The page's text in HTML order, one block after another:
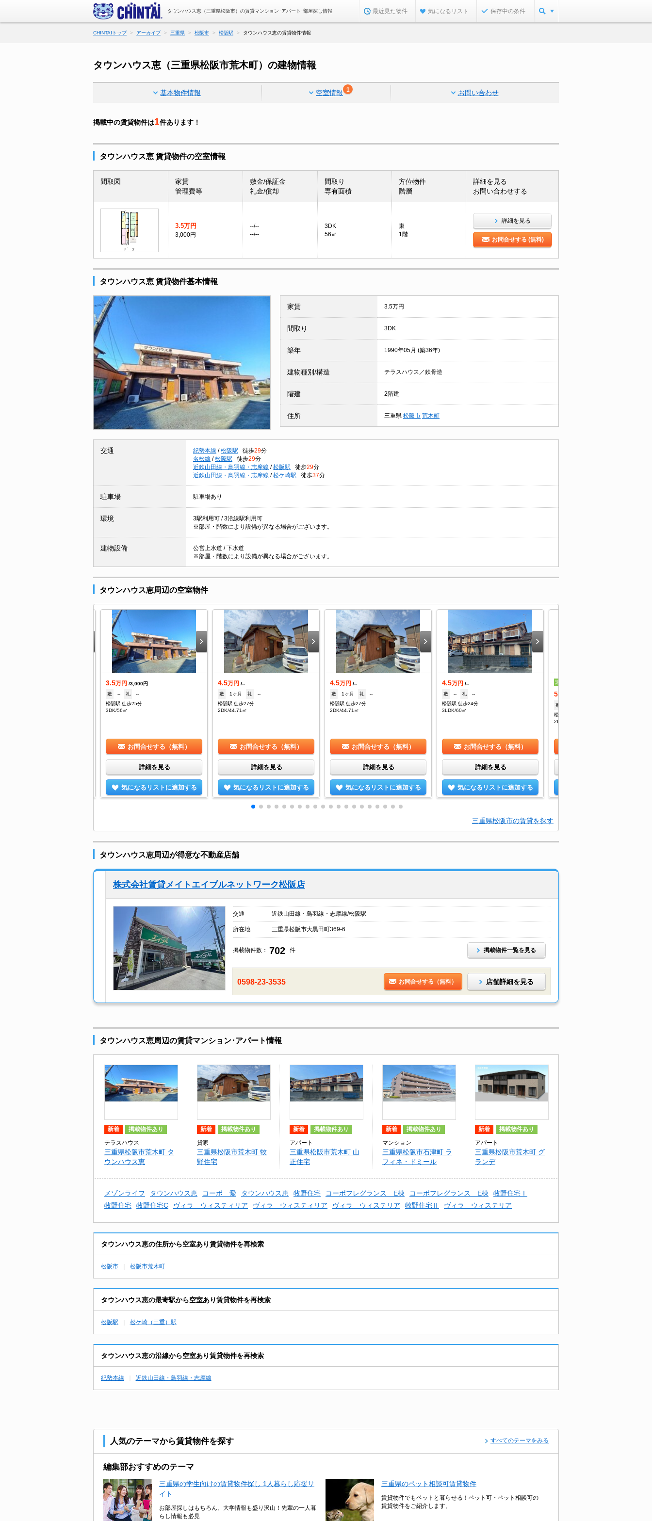
タウンハウス恵（三重県松阪市）の賃貸マンション･アパート･部屋探し情報 最近見た物件 気になるリスト 保存中の条件
CHINTAIトップ アーカイブ 三重県 松阪市 松阪駅 タウンハウス恵の賃貸物件情報
タウンハウス恵（三重県松阪市荒木町）の建物情報
基本物件情報 空室情報 1 お問い合わせ
掲載中の賃貸物件は1件あります！
タウンハウス恵 賃貸物件の空室情報
間取図
家賃
管理費等
敷金/保証金
礼金/償却
間取り
専有面積
方位物件
階層
詳細を見る
お問い合わせする
3.5万円
3,000円
--/--
--/--
3DK
56㎡
東
1階
詳細を見る
お問合せする (無料)
タウンハウス恵 賃貸物件基本情報
家賃 3.5万円
間取り 3DK
築年 1990年05月 (築36年)
建物種別/構造 テラスハウス／鉄骨造
階建 2階建
住所 三重県 松阪市 荒木町
交通 紀勢本線 / 松阪駅 徒歩29分
名松線 / 松阪駅 徒歩29分
近鉄山田線・鳥羽線・志摩線 / 松阪駅 徒歩29分
近鉄山田線・鳥羽線・志摩線 / 松ケ崎駅 徒歩37分
駐車場 駐車場あり
環境
3駅利用可 / 3沿線駅利用可
※部屋・階数により設備が異なる場合がございます。
建物設備
公営上水道 / 下水道
※部屋・階数により設備が異なる場合がございます。
タウンハウス恵周辺の空室物件
3.5万円 /3,000円
敷
-- 礼
--
松阪駅 徒歩25分
3DK/56㎡
お問合せする（無料）
詳細を見る
気になるリストに追加する
4.5万円 /--
敷
1ヶ月 礼
--
松阪駅 徒歩27分
2DK/44.71㎡
お問合せする（無料）
詳細を見る
気になるリストに追加する
4.5万円 /--
敷
1ヶ月 礼
--
松阪駅 徒歩27分
2DK/44.71㎡
お問合せする（無料）
詳細を見る
気になるリストに追加する
4.5万円 /--
敷
-- 礼
--
松阪駅 徒歩24分
3LDK/60㎡
お問合せする（無料）
詳細を見る
気になるリストに追加する
定借
5.3
敷
松阪駅 徒歩23分
2LDK/56.7㎡
三重県松阪市の賃貸を探す
タウンハウス恵周辺が得意な不動産店舗
株式会社賃貸メイトエイブルネットワーク松阪店
交通 近鉄山田線・鳥羽線・志摩線/松阪駅
所在地 三重県松阪市大黒田町369-6
掲載物件数： 702 件 掲載物件一覧を見る
0598-23-3535 お問合せする（無料） 店舗詳細を見る
タウンハウス恵周辺の賃貸マンション･アパート情報
新着 掲載物件あり
テラスハウス
三重県松阪市荒木町 タ
ウンハウス恵
新着 掲載物件あり
貸家
三重県松阪市荒木町 牧
野住宅
新着 掲載物件あり
アパート
三重県松阪市荒木町 山
正住宅
新着 掲載物件あり
マンション
三重県松阪市石津町 ラ
フィネ・ドミール
新着 掲載物件あり
アパート
三重県松阪市荒木町 グ
ランデ
メゾンライフ タウンハウス恵 コーポ 愛 タウンハウス恵 牧野住宅 コーポフレグランス E棟 コーポフレグランス E棟
牧野住宅Ⅰ
牧野住宅
牧野住宅C ヴィラ ウィスティリア ヴィラ ウィスティリア ヴィラ ウィステリア 牧野住宅Ⅱ ヴィラ ウィステリア
タウンハウス恵の住所から空室あり賃貸物件を再検索
松阪市 松阪市荒木町
タウンハウス恵の最寄駅から空室あり賃貸物件を再検索
松阪駅 松ケ崎（三重）駅
タウンハウス恵の沿線から空室あり賃貸物件を再検索
紀勢本線 近鉄山田線・鳥羽線・志摩線
人気のテーマから賃貸物件を探す すべてのテーマをみる
編集部おすすめのテーマ
三重県の学生向けの賃貸物件探し 1人暮らし応援サ
イト
お部屋探しはもちろん、大学情報も盛り沢山！先輩の一人暮
らし情報も必見
三重県のペット相談可賃貸物件
賃貸物件でもペットと暮らせる！ペット可・ペット相談可の
賃貸物件をご紹介します。